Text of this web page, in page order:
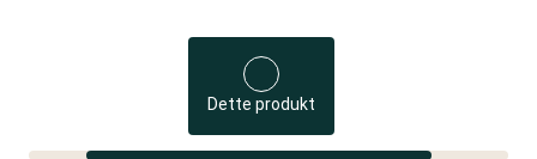
Dette produkt